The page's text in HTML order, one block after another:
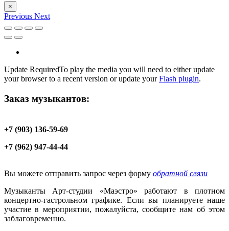
×
Previous Next
Update RequiredTo play the media you will need to either update
your browser to a recent version or update yourFlash plugin.
Заказ музыкантов:
+7 (903) 136-59-69
+7 (962) 947-44-44
Вы можете отправить запрос через форму обратной связи
Музыканты Арт-студии «Маэстро» работают в плотном
концертно-гастрольном графике. Если вы планируете наше
участие в мероприятии, пожалуйста, сообщите нам об этом
заблаговременно.